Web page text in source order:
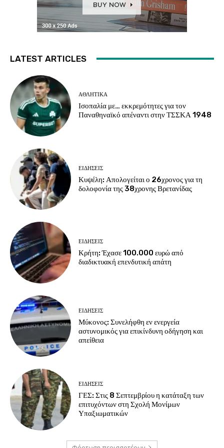
LATEST ARTICLES
ΑΘΛΗΤΙΚΑ
Ισοπαλία με… εκκρεμότητες για τον
Παναθηναϊκό απέναντι στην ΤΣΣΚΑ 1948
ΕΙΔΗΣΕΙΣ
Κυψέλη: Απολογείται ο 26χρονος για τη
δολοφονία της 38χρονης Βρετανίδας
ΕΙΔΗΣΕΙΣ
Κρήτη: Έχασε 100.000 ευρώ από
διαδικτυακή επενδυτική απάτη
ΕΙΔΗΣΕΙΣ
Μύκονος: Συνελήφθη εν ενεργεία
αστυνομικός για επικίνδυνη οδήγηση και
απείθεια
ΕΙΔΗΣΕΙΣ
ΓΕΣ: Στις 8 Σεπτεμβρίου η κατάταξη των
επιτυχόντων στη Σχολή Μονίμων
Υπαξιωματικών